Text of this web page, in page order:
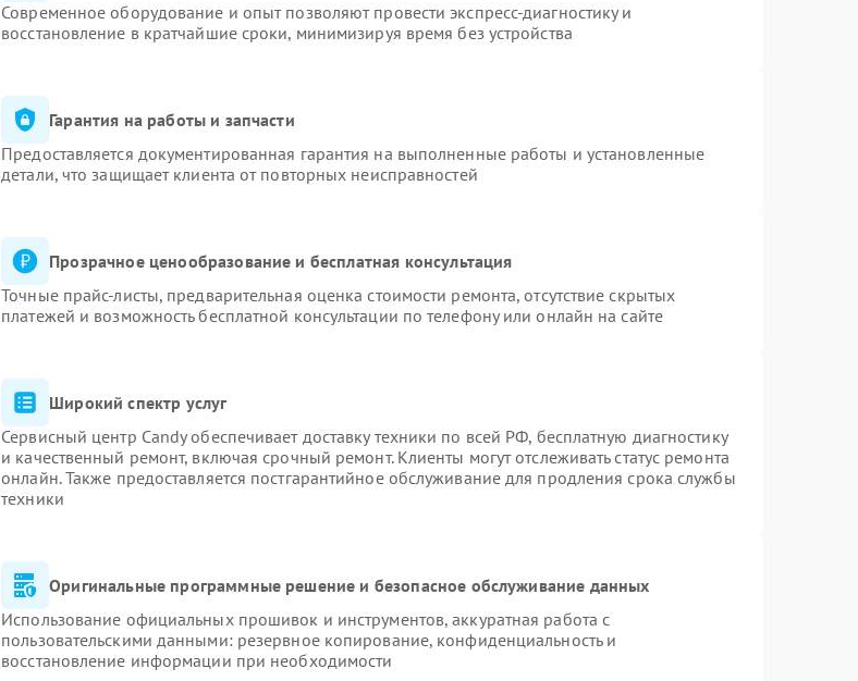
Современное оборудование и опыт позволяют провести экспресс-диагностику и
восстановление в кратчайшие сроки, минимизируя время без устройства
Гарантия на работы и запчасти
Предоставляется документированная гарантия на выполненные работы и установленные
детали, что защищает клиента от повторных неисправностей
Прозрачное ценообразование и бесплатная консультация
Точные прайс-листы, предварительная оценка стоимости ремонта, отсутствие скрытых
платежей и возможность бесплатной консультации по телефону или онлайн на сайте
Широкий спектр услуг
Сервисный центр Candy обеспечивает доставку техники по всей РФ, бесплатную диагностику
и качественный ремонт, включая срочный ремонт. Клиенты могут отслеживать статус ремонта
онлайн. Также предоставляется постгарантийное обслуживание для продления срока службы
техники
Оригинальные программные решение и безопасное обслуживание данных
Использование официальных прошивок и инструментов, аккуратная работа с
пользовательскими данными: резервное копирование, конфиденциальность и
восстановление информации при необходимости